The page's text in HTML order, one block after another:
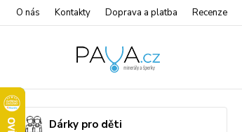
O nás Kontakty Doprava a platba Recenze
Dárky pro děti